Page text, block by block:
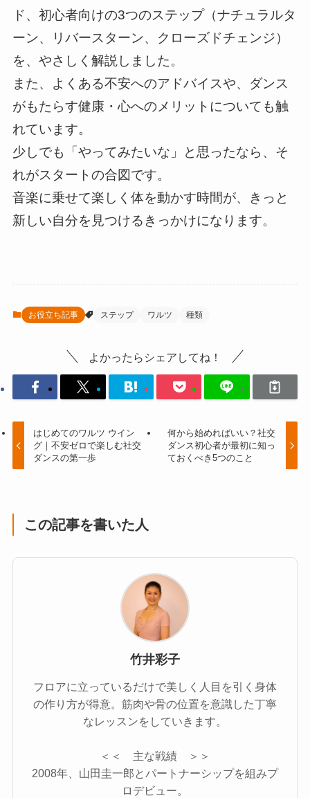
ド、初心者向けの3つのステップ（ナチュラルタ
ーン、リバースターン、クローズドチェンジ）
を、やさしく解説しました。
また、よくある不安へのアドバイスや、ダンス
がもたらす健康・心へのメリットについても触
れています。
少しでも「やってみたいな」と思ったなら、そ
れがスタートの合図です。
音楽に乗せて楽しく体を動かす時間が、きっと
新しい自分を見つけるきっかけになります。
お役立ち記事 ステップ ワルツ 種類
よかったらシェアしてね！
はじめてのワルツ ウイン
グ｜不安ゼロで楽しむ社交
ダンスの第一歩
何から始めればいい？社交
ダンス初心者が最初に知っ
ておくべき5つのこと
この記事を書いた人
竹井彩子
フロアに立っているだけで美しく人目を引く身体
の作り方が得意。筋肉や骨の位置を意識した丁寧
なレッスンをしていきます。
＜＜ 主な戦績 ＞＞
2008年、山田圭一郎とパートナーシップを組みプ
ロデビュー。